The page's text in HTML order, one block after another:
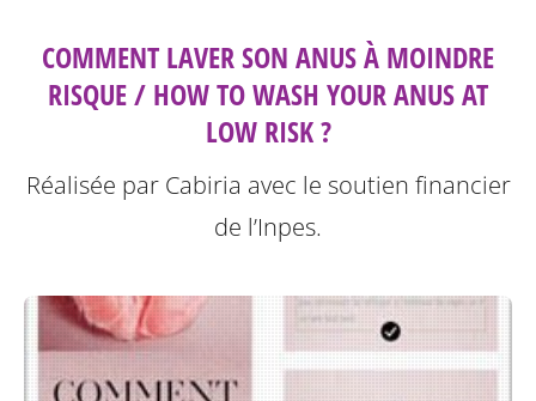
COMMENT LAVER SON ANUS À MOINDRE
RISQUE / HOW TO WASH YOUR ANUS AT
LOW RISK ?
Réalisée par Cabiria avec le soutien financier
de l’Inpes.